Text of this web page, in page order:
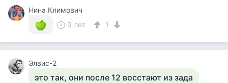
Нина Климович
9 лет
1
Элвис-2
это так, они после 12 восстают из зада